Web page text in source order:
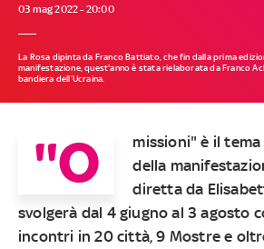
03 mag 2022 - 20:00
La Rosa dipinta da Franco Battiato, che fin dalla prima
manifestazione, quest'anno è stata rielaborata da Franco
bandiera dell’Ucraina.
"O
missioni" è il
della
diretta da
svolgerà dal 4 giugno al 3 agosto
incontri in 20 città, 9 Mostre e